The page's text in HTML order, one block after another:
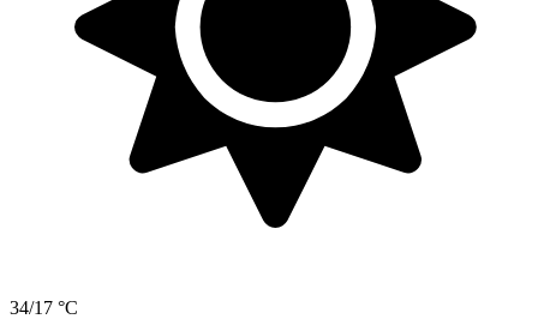
34/17 °C